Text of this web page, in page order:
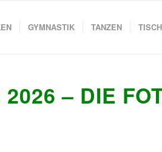
GYMNASTIK TANZEN
– DIE